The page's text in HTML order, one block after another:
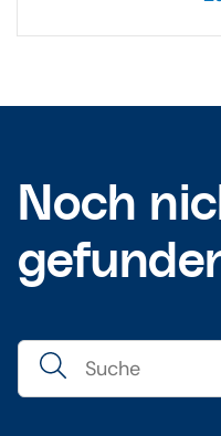
Noch